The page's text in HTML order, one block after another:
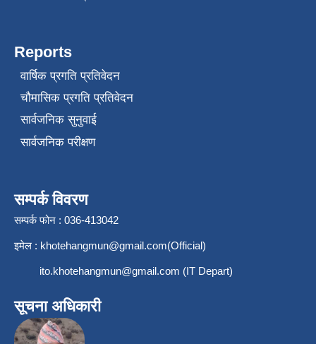
Reports
वार्षिक प्रगति प्रतिवेदन
चौमासिक प्रगति प्रतिवेदन
सार्वजनिक सुनुवाई
सार्वजनिक परीक्षण
सम्पर्क विवरण
सम्पर्क फोन : 036-413042
इमेल : khotehangmun@gmail.com(Official)
ito.khotehangmun@gmail.com (IT Depart)
सूचना अधिकारी